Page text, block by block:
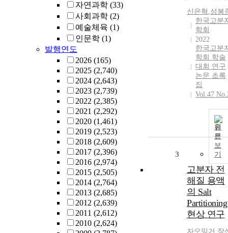
자연과학 (33)
사회과학 (2)
예술체육 (1)
인문학 (1)
발행연도
2026 (165)
2025 (2,740)
2024 (2,643)
2023 (2,739)
2022 (2,385)
2021 (2,292)
2020 (1,461)
2019 (2,523)
2018 (2,609)
2017 (2,396)
2016 (2,974)
2015 (2,505)
2014 (2,764)
2013 (2,685)
2012 (2,639)
2011 (2,612)
2010 (2,624)
신은혁 ,성봉
한국고분
학회
2022
한국고분
학회 학술
대회 연구
논문 초록
집
Vol.47
원
문
보
기
3
고분자 전
해질 용액
의 Salt
Partitioning
현상 연구
자오밍거 장